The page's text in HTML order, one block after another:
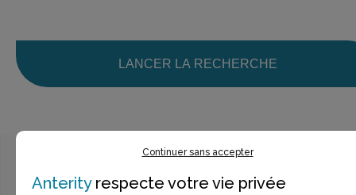
LANCER LA RECHERCHE
Ce n’est pas exactement ce que je recherche
Continuer sans accepter
Anterityrespecte votre vie privée